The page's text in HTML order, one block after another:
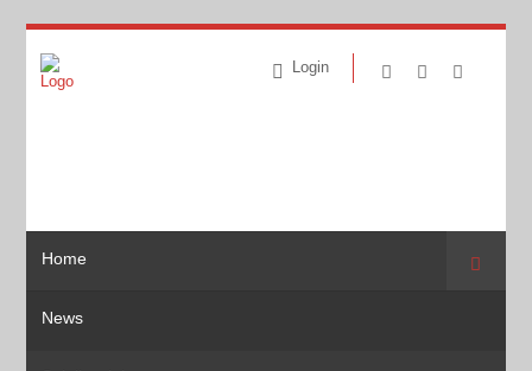
Login
Home
News
Suche